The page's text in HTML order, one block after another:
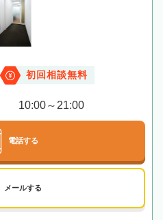
初回相談無料
10:00～21:00
電話する
メールする